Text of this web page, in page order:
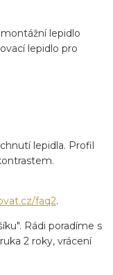
lepidlo
lepidlo pro
lepidla. Profil
faq2.
Rádi poradíme s
2 roky, vrácení